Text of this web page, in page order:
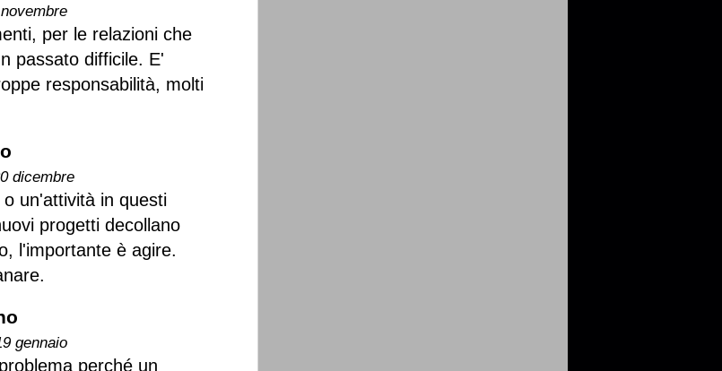
per le relazioni che
passato difficile. E'
responsabilità, molti
dicembre
un'attività in questi
progetti decollano
l'importante è agire.
gennaio
perché un